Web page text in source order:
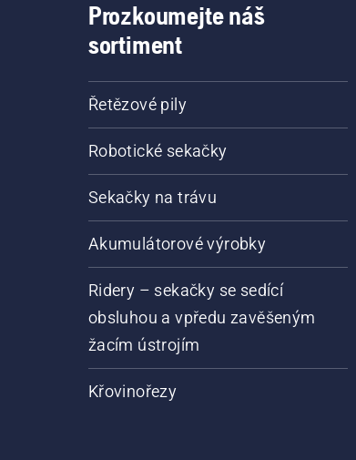
Prozkoumejte náš
sortiment
Řetězové pily
Robotické sekačky
Sekačky na trávu
Akumulátorové výrobky
Ridery – sekačky se sedící
obsluhou a vpředu zavěšeným
žacím ústrojím
Křovinořezy